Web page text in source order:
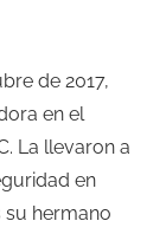
de 2017,
en el
La llevaron a
en
su hermano